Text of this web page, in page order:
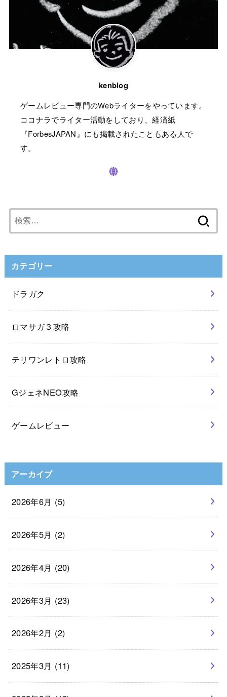
kenblog
ゲームレビュー専門のWebライターをやっています。
ココナラでライター活動をしており、経済紙
『ForbesJAPAN』にも掲載されたこともある人で
す。
索:
カテゴリー
ドラガク
ロマサガ３攻略
テリワンレトロ攻略
GジェネNEO攻略
ゲームレビュー
アーカイブ
2026年6月 (5)
2026年5月 (2)
2026年4月 (20)
2026年3月 (23)
2026年2月 (2)
2025年3月 (11)